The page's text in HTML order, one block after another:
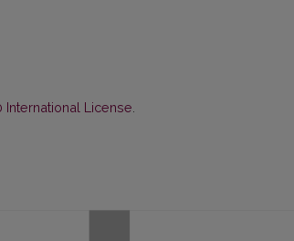
International License